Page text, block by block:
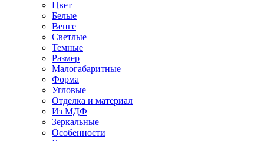
Цвет
Белые
Венге
Светлые
Темные
Размер
Малогабаритные
Форма
Угловые
Отделка и материал
Из МДФ
Зеркальные
Особенности